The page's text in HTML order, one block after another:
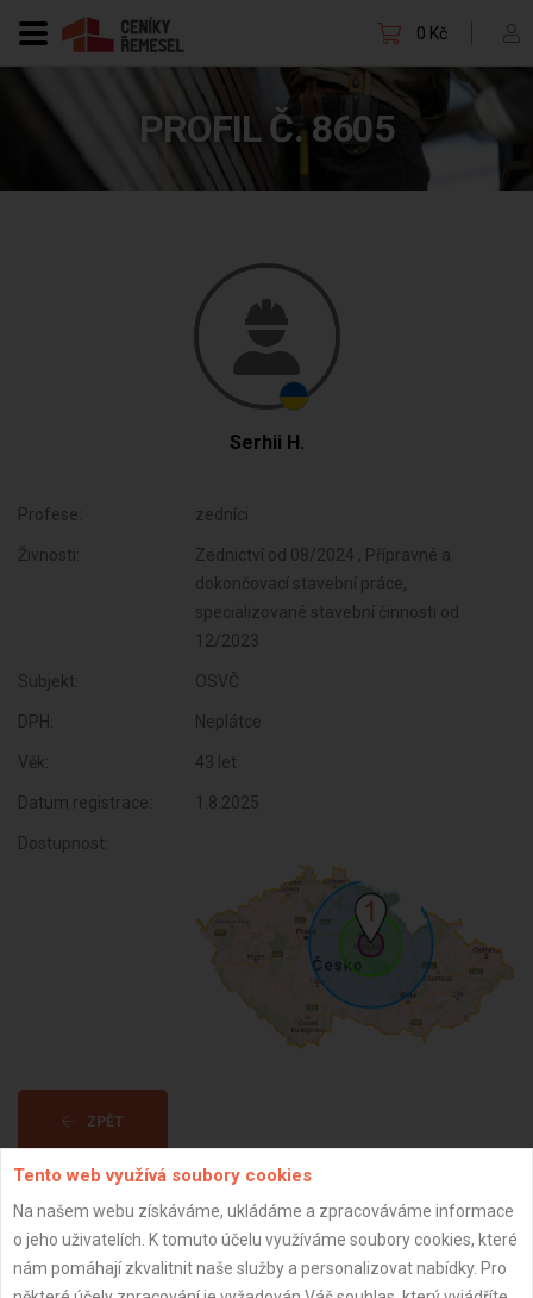
0 Kč
PROFIL Č. 8605
Serhii H.
Profese: zedníci
Živnosti:
Zednictví od 08/2024 , Přípravné a
dokončovací stavební práce,
specializované stavební činnosti od
12/2023
Subjekt: OSVČ
DPH: Neplátce
Věk: 43 let
Datum registrace: 1.8.2025
Dostupnost:
ZPĚT
Aktualizováno z portálu ARES dne 01.08.2025 00:49:35
Tento web využívá soubory cookies
Na našem webu získáváme, ukládáme a zpracováváme informace
o jeho uživatelích. K tomuto účelu využíváme soubory cookies, které
nám pomáhají zkvalitnit naše služby a personalizovat nabídky. Pro